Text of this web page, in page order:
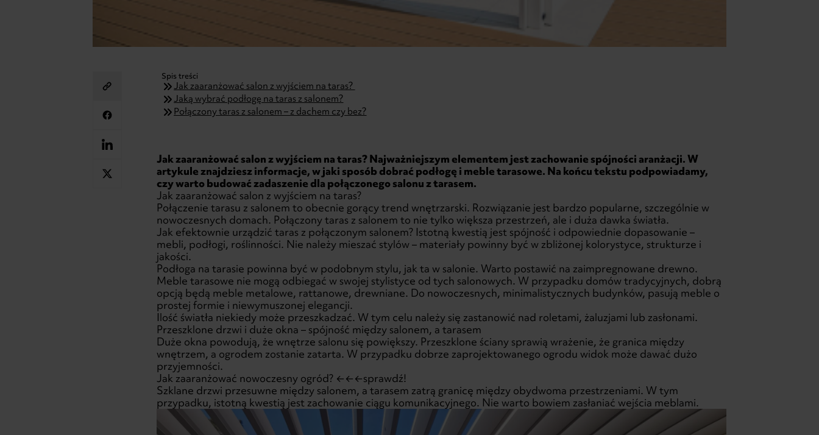
Spis treści
Jak zaaranżować salon z wyjściem na taras?
Jaką wybrać podłogę na taras z salonem?
Połączony taras z salonem – z dachem czy bez?
Jak zaaranżować salon z wyjściem na taras? Najważniejszym elementem jest zachowanie spójności aranżacji. W
artykule znajdziesz informacje, w jaki sposób dobrać podłogę i meble tarasowe. Na końcu tekstu podpowiadamy,
czy warto budować zadaszenie dla połączonego salonu z tarasem.
Jak zaaranżować salon z wyjściem na taras?
Połączenie tarasu z salonem to obecnie gorący trend wnętrzarski. Rozwiązanie jest bardzo popularne, szczególnie w
nowoczesnych domach. Połączony taras z salonem to nie tylko większa przestrzeń, ale i duża dawka światła.
Jak efektownie urządzić taras z połączonym salonem? Istotną kwestią jest spójność i odpowiednie dopasowanie –
mebli, podłogi, roślinności. Nie należy mieszać stylów – materiały powinny być w zbliżonej kolorystyce, strukturze i
jakości.
Podłoga na tarasie powinna być w podobnym stylu, jak ta w salonie. Warto postawić na zaimpregnowane drewno.
Meble tarasowe nie mogą odbiegać w swojej stylistyce od tych salonowych. W przypadku domów tradycyjnych, dobrą
opcją będą meble metalowe, rattanowe, drewniane. Do nowoczesnych, minimalistycznych budynków, pasują meble o
prostej formie i niewymuszonej elegancji.
Ilość światła niekiedy może przeszkadzać. W tym celu należy się zastanowić nad roletami, żaluzjami lub zasłonami.
Przeszklone drzwi i duże okna – spójność między salonem, a tarasem
Duże okna powodują, że wnętrze salonu się powiększy. Przeszklone ściany sprawią wrażenie, że granica między
wnętrzem, a ogrodem zostanie zatarta. W przypadku dobrze zaprojektowanego ogrodu widok może dawać dużo
przyjemności.
Jak zaaranżować nowoczesny ogród? ←←←sprawdź!
Szklane drzwi przesuwne między salonem, a tarasem zatrą granicę między obydwoma przestrzeniami. W tym
przypadku, istotną kwestią jest zachowanie ciągu komunikacyjnego. Nie warto bowiem zasłaniać wejścia meblami.